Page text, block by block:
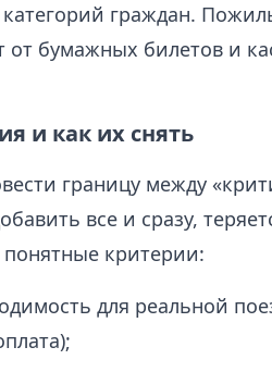
граждан.
от бумажных билетов и
и как их снять
границу между
все и сразу,
критерии:
для реальной